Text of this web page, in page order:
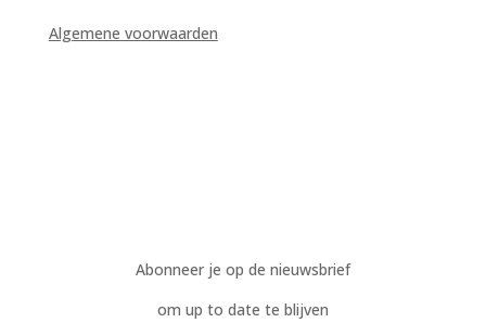
Algemene voorwaarden
Abonneer je op de nieuwsbrief
om up to date te blijven